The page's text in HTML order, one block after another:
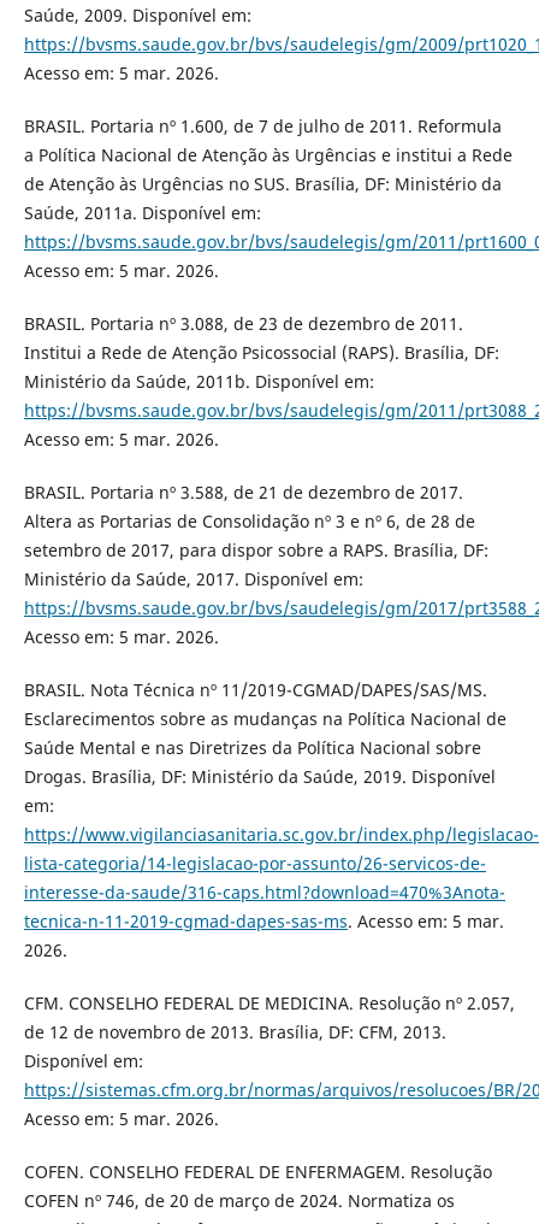
Saúde, 2009. Disponível em:
https://bvsms.saude.gov.br/bvs/saudelegis/gm/2009/
Acesso em: 5 mar. 2026.
BRASIL. Portaria nº 1.600, de 7 de julho de 2011. Reformula
a Política Nacional de Atenção às Urgências e institui a Rede
de Atenção às Urgências no SUS. Brasília, DF: Ministério da
Saúde, 2011a. Disponível em:
https://bvsms.saude.gov.br/bvs/saudelegis/gm/2011/
Acesso em: 5 mar. 2026.
BRASIL. Portaria nº 3.088, de 23 de dezembro de 2011.
Institui a Rede de Atenção Psicossocial (RAPS). Brasília, DF:
Ministério da Saúde, 2011b. Disponível em:
https://bvsms.saude.gov.br/bvs/saudelegis/gm/2011/
Acesso em: 5 mar. 2026.
BRASIL. Portaria nº 3.588, de 21 de dezembro de 2017.
Altera as Portarias de Consolidação nº 3 e nº 6, de 28 de
setembro de 2017, para dispor sobre a RAPS. Brasília, DF:
Ministério da Saúde, 2017. Disponível em:
https://bvsms.saude.gov.br/bvs/saudelegis/gm/2017/
Acesso em: 5 mar. 2026.
BRASIL. Nota Técnica nº 11/2019-CGMAD/DAPES/SAS/MS.
Esclarecimentos sobre as mudanças na Política Nacional de
Saúde Mental e nas Diretrizes da Política Nacional sobre
Drogas. Brasília, DF: Ministério da Saúde, 2019. Disponível
em:
https://www.vigilanciasanitaria.sc.gov.br/index.php/legislacao-
lista-categoria/14-legislacao-por-assunto/26-servicos-de-
interesse-da-saude/316-caps.html?download=470%3Anota-
tecnica-n-11-2019-cgmad-dapes-sas-ms. Acesso em: 5 mar.
2026.
CFM. CONSELHO FEDERAL DE MEDICINA. Resolução nº 2.057,
de 12 de novembro de 2013. Brasília, DF: CFM, 2013.
Disponível em:
https://sistemas.cfm.org.br/normas/arquivos/resolucoes/BR/
Acesso em: 5 mar. 2026.
COFEN. CONSELHO FEDERAL DE ENFERMAGEM. Resolução
COFEN nº 746, de 20 de março de 2024. Normatiza os